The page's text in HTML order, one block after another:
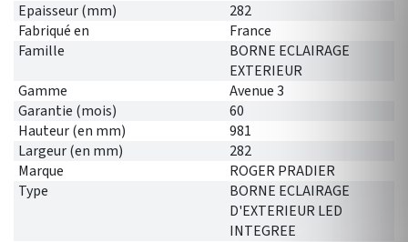
Epaisseur (mm)
282
Fabriqué en
France
Famille
BORNE ECLAIRAGE
EXTERIEUR
Gamme
Avenue 3
Garantie (mois)
60
Hauteur (en mm)
981
Largeur (en mm)
282
Marque
ROGER PRADIER
Type
BORNE ECLAIRAGE
D'EXTERIEUR LED
INTEGREE